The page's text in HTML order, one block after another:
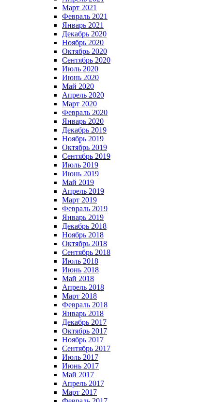
Март 2021
Февраль 2021
Январь 2021
Декабрь 2020
Ноябрь 2020
Октябрь 2020
Сентябрь 2020
Июль 2020
Июнь 2020
Май 2020
Апрель 2020
Март 2020
Февраль 2020
Январь 2020
Декабрь 2019
Ноябрь 2019
Октябрь 2019
Сентябрь 2019
Июль 2019
Июнь 2019
Май 2019
Апрель 2019
Март 2019
Февраль 2019
Январь 2019
Декабрь 2018
Ноябрь 2018
Октябрь 2018
Сентябрь 2018
Июль 2018
Июнь 2018
Май 2018
Апрель 2018
Март 2018
Февраль 2018
Январь 2018
Декабрь 2017
Октябрь 2017
Ноябрь 2017
Сентябрь 2017
Июль 2017
Июнь 2017
Май 2017
Апрель 2017
Март 2017